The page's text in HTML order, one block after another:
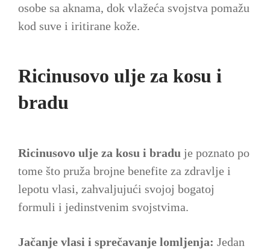
osobe sa aknama, dok vlažeća svojstva pomažu
kod suve i iritirane kože.
Ricinusovo ulje za kosu i
bradu
Ricinusovo ulje za kosu i bradu je poznato po
tome što pruža brojne benefite za zdravlje i
lepotu vlasi, zahvaljujući svojoj bogatoj
formuli i jedinstvenim svojstvima.
Jačanje vlasi i sprečavanje lomljenja: Jedan